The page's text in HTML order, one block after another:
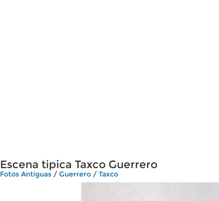
Escena tipica Taxco Guerrero
Fotos Antiguas / Guerrero / Taxco